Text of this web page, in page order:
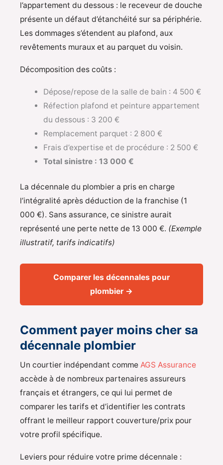
l’appartement du dessous : le receveur de douche
présente un défaut d’étanchéité sur sa périphérie.
Les dommages s’étendent au plafond, aux
revêtements muraux et au parquet du voisin.
Décomposition des coûts :
Dépose/repose de la salle de bain : 4 500 €
Réfection plafond et peinture appartement
du dessous : 3 200 €
Remplacement parquet : 2 800 €
Frais d’expertise et de procédure : 2 500 €
Total sinistre : 13 000 €
La décennale du plombier a pris en charge
l’intégralité après déduction de la franchise (1
000 €). Sans assurance, ce sinistre aurait
représenté une perte nette de 13 000 €. (Exemple
illustratif, tarifs indicatifs)
Comparer les décennales pour
plombier →
Comment payer moins cher sa
décennale plombier
Un courtier indépendant comme AGS Assurance
accède à de nombreux partenaires assureurs
français et étrangers, ce qui lui permet de
comparer les tarifs et d’identifier les contrats
offrant le meilleur rapport couverture/prix pour
votre profil spécifique.
Leviers pour réduire votre prime décennale :